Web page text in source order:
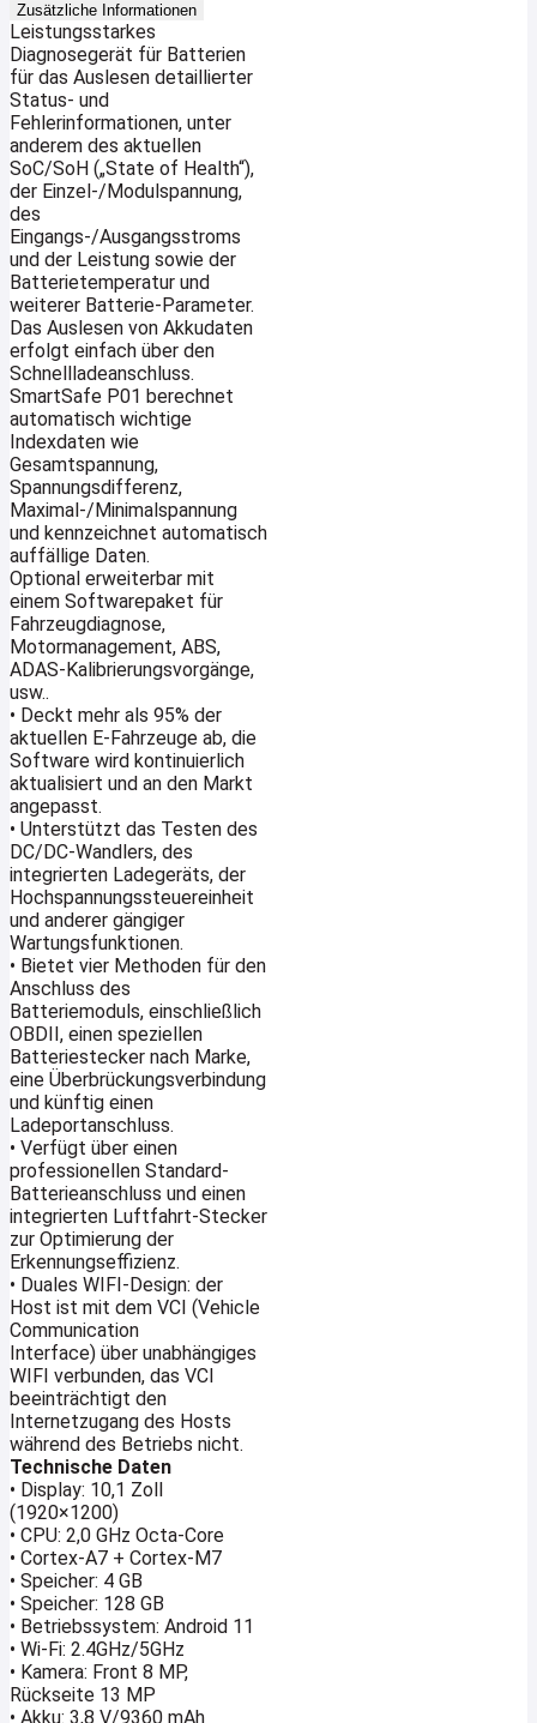
Zusätzliche Informationen
Leistungsstarkes
Diagnosegerät für Batterien
für das Auslesen detaillierter
Status- und
Fehlerinformationen, unter
anderem des aktuellen
SoC/SoH („State of Health“),
der Einzel-/Modulspannung,
des
Eingangs-/Ausgangsstroms
und der Leistung sowie der
Batterietemperatur und
weiterer Batterie-Parameter.
Das Auslesen von Akkudaten
erfolgt einfach über den
Schnellladeanschluss.
SmartSafe P01 berechnet
automatisch wichtige
Indexdaten wie
Gesamtspannung,
Spannungsdifferenz,
Maximal-/Minimalspannung
und kennzeichnet automatisch
auffällige Daten.
Optional erweiterbar mit
einem Softwarepaket für
Fahrzeugdiagnose,
Motormanagement, ABS,
ADAS-Kalibrierungsvorgänge,
usw..
• Deckt mehr als 95% der
aktuellen E-Fahrzeuge ab, die
Software wird kontinuierlich
aktualisiert und an den Markt
angepasst.
• Unterstützt das Testen des
DC/DC-Wandlers, des
integrierten Ladegeräts, der
Hochspannungssteuereinheit
und anderer gängiger
Wartungsfunktionen.
• Bietet vier Methoden für den
Anschluss des
Batteriemoduls, einschließlich
OBDII, einen speziellen
Batteriestecker nach Marke,
eine Überbrückungsverbindung
und künftig einen
Ladeportanschluss.
• Verfügt über einen
professionellen Standard-
Batterieanschluss und einen
integrierten Luftfahrt-Stecker
zur Optimierung der
Erkennungseffizienz.
• Duales WIFI-Design: der
Host ist mit dem VCI (Vehicle
Communication
Interface) über unabhängiges
WIFI verbunden, das VCI
beeinträchtigt den
Internetzugang des Hosts
während des Betriebs nicht.
Technische Daten
• Display: 10,1 Zoll
(1920×1200)
• CPU: 2,0 GHz Octa-Core
• Cortex-A7 + Cortex-M7
• Speicher: 4 GB
• Speicher: 128 GB
• Betriebssystem: Android 11
• Wi-Fi: 2.4GHz/5GHz
• Kamera: Front 8 MP,
Rückseite 13 MP
• Akku: 3,8 V/9360 mAh